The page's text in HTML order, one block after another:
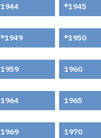
1944 1945
*1949 *1950
1959 1960
1964 1965
1969 1970